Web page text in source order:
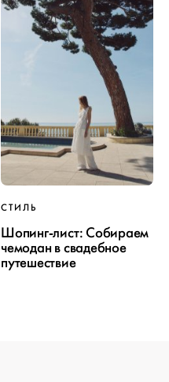
СТИЛЬ
Шопинг-лист: Собираем
чемодан в свадебное
путешествие